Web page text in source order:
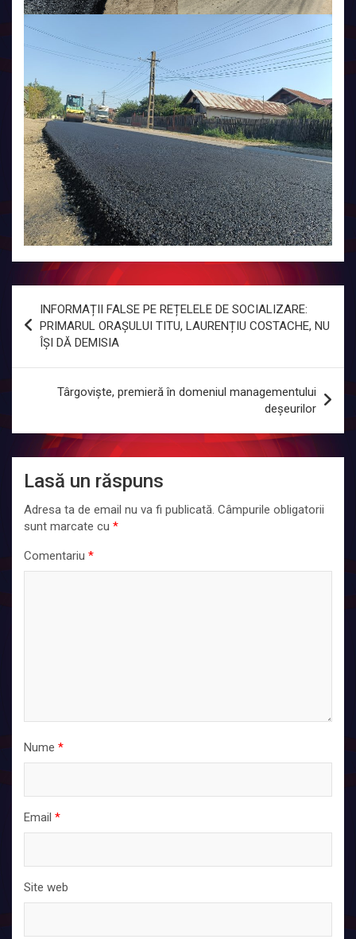
în
articole
INFORMAȚII FALSE PE REȚELELE DE SOCIALIZARE:
PRIMARUL ORAȘULUI TITU, LAURENȚIU COSTACHE, NU
ÎȘI DĂ DEMISIA
Târgoviște, premieră în domeniul managementului
deșeurilor
Lasă un răspuns
Adresa ta de email nu va fi publicată. Câmpurile obligatorii
sunt marcate cu *
Comentariu *
Nume *
Email *
Site web